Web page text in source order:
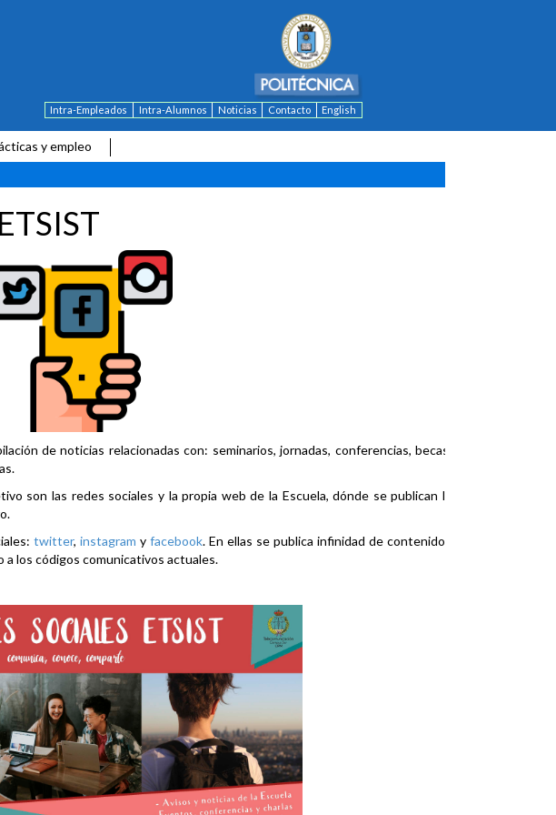
Intra-Empleados Intra-Alumnos Noticias Contacto English
y empleo
de noticias relacionadas con: seminarios, jornadas, conferencias, becas,
son las redes sociales y la propia web de la Escuela, dónde se publican la
twitter, instagram y facebook. En ellas se publica infinidad de contenidos
a los códigos comunicativos actuales.